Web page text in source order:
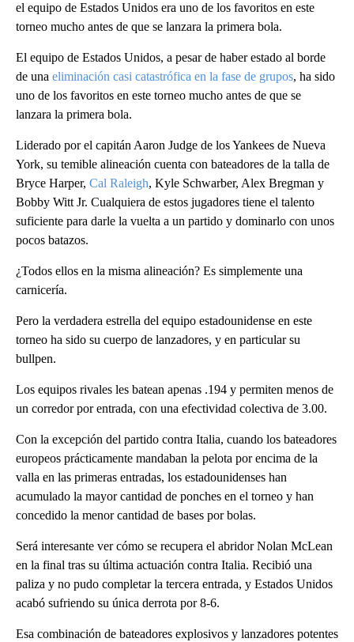
el equipo de Estados Unidos era uno de los favoritos en este
torneo mucho antes de que se lanzara la primera bola.
El equipo de Estados Unidos, a pesar de haber estado al borde
de una eliminación casi catastrófica en la fase de grupos, ha sido
uno de los favoritos en este torneo mucho antes de que se
lanzara la primera bola.
Liderado por el capitán Aaron Judge de los Yankees de Nueva
York, su temible alineación cuenta con bateadores de la talla de
Bryce Harper, Cal Raleigh, Kyle Schwarber, Alex Bregman y
Bobby Witt Jr. Cualquiera de estos jugadores tiene el talento
suficiente para darle la vuelta a un partido y dominarlo con unos
pocos batazos.
¿Todos ellos en la misma alineación? Es simplemente una
carnicería.
Pero la verdadera estrella del equipo estadounidense en este
torneo ha sido su cuerpo de lanzadores, y en particular su
bullpen.
Los equipos rivales les batean apenas .194 y permiten menos de
un corredor por entrada, con una efectividad colectiva de 3.00.
Con la excepción del partido contra Italia, cuando los bateadores
europeos prácticamente mandaban la pelota por encima de la
valla en las primeras entradas, los estadounidenses han
acumulado la mayor cantidad de ponches en el torneo y han
concedido la menor cantidad de bases por bolas.
Será interesante ver cómo se recupera el abridor Nolan McLean
en la final tras su última actuación contra Italia. Recibió una
paliza y no pudo completar la tercera entrada, y Estados Unidos
acabó sufriendo su única derrota por 8-6.
Esa combinación de bateadores explosivos y lanzadores potentes